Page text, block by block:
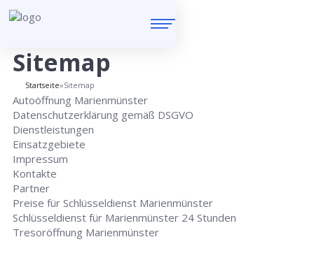
Sitemap
Startseite»Sitemap
Autoöffnung Marienmünster
Datenschutzerklärung gemäß DSGVO
Dienstleistungen
Einsatzgebiete
Impressum
Kontakte
Partner
Preise für Schlüsseldienst Marienmünster
Schlüsseldienst für Marienmünster 24 Stunden
Tresoröffnung Marienmünster